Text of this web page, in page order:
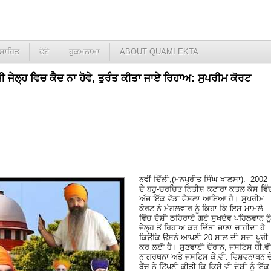
ਸਾਹਿਤ ਫੋਟੋ ਹੁਕਮਨਾਮਾ ABOUT QUAMI EKTA
ਜੇਲ੍ਹ ਵਿਚ ਕੈਦ ਨਾ ਹੋਵੇ, ਤੁਰੰਤ ਕੀਤਾ ਜਾਏ ਰਿਹਾਅ: ਸੁਪਰੀਮ ਕੋਰਟ
ਨਵੀਂ ਦਿੱਲੀ,(ਮਨਪ੍ਰੀਤ ਸਿੰਘ ਖਾਲਸਾ):- 2002
ਦੇ ਬਹੁ-ਚਰਚਿਤ ਨਿਤੀਸ਼ ਕਟਾਰਾ ਕਤਲ ਕੇਸ
ਅੱਜ ਇੱਕ ਵੱਡਾ ਫੈਸਲਾ ਆਇਆ ਹੈ। ਸੁਪਰੀਮ
ਕੋਰਟ ਨੇ ਮੰਗਲਵਾਰ ਨੂੰ ਕਿਹਾ ਕਿ ਇਸ ਮਾਮਲੇ
ਵਿੱਚ ਦੋਸ਼ੀ ਠਹਿਰਾਏ ਗਏ ਸੁਖਦੇਵ ਪਹਿਲਵਾਨ ਨੂੰ
ਜੇਲ੍ਹ ਤੋਂ ਰਿਹਾਅ ਕਰ ਦਿੱਤਾ ਜਾਣਾ ਚਾਹੀਦਾ ਹੈ
ਕਿਉਂਕਿ ਉਸਨੇ ਆਪਣੀ 20 ਸਾਲ ਦੀ ਸਜ਼ਾ ਪੂਰੀ
ਕਰ ਲਈ ਹੈ। ਸੁਣਵਾਈ ਦੌਰਾਨ, ਜਸਟਿਸ
ਨਾਗਰਥਨਾ ਅਤੇ ਜਸਟਿਸ ਕੇ.ਵੀ. ਵਿਸ਼ਵਨਾਥਨ
ਬੈਂਚ ਨੇ ਟਿੱਪਣੀ ਕੀਤੀ ਕਿ ਕਿਸੇ ਵੀ ਦੋਸ਼ੀ ਨੂੰ ਇੱਕ